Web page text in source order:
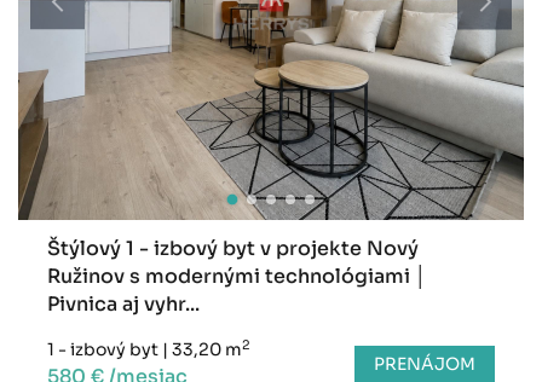
Štýlový 1 - izbový byt v projekte Nový
Ružinov s modernými technológiami │
Pivnica aj vyhr...
1 - izbový byt | 33,20 m2
580 € /mesiac PRENÁJOM